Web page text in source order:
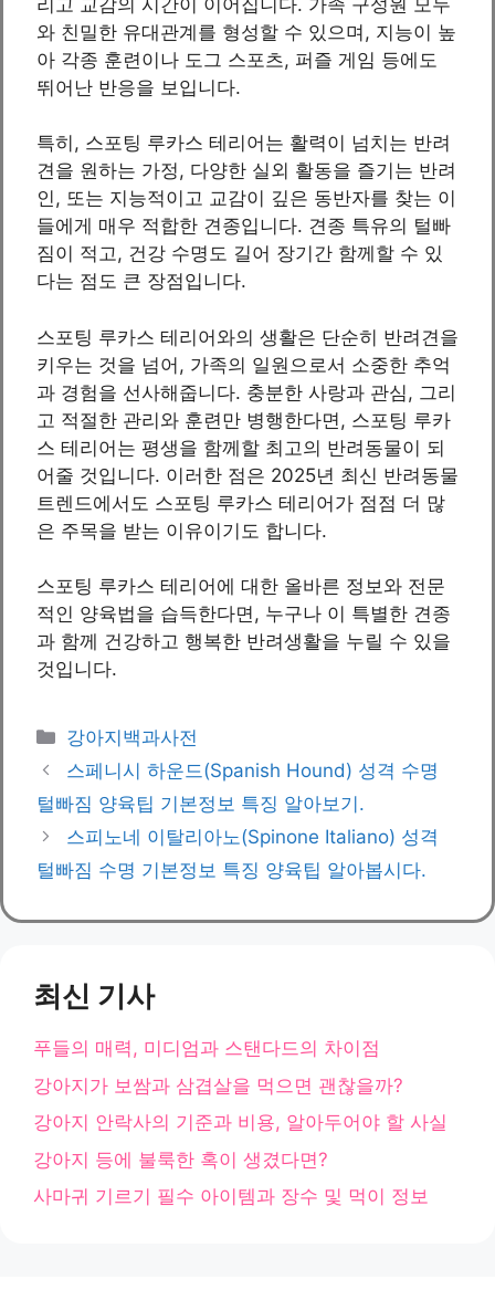
와 친밀한 유대관계를 형성할 수 있으며, 지능이 높
아 각종 훈련이나 도그 스포츠, 퍼즐 게임 등에도
뛰어난 반응을 보입니다.
특히, 스포팅 루카스 테리어는 활력이 넘치는 반려
견을 원하는 가정, 다양한 실외 활동을 즐기는 반려
인, 또는 지능적이고 교감이 깊은 동반자를 찾는 이
들에게 매우 적합한 견종입니다. 견종 특유의 털빠
짐이 적고, 건강 수명도 길어 장기간 함께할 수 있
다는 점도 큰 장점입니다.
스포팅 루카스 테리어와의 생활은 단순히 반려견을
키우는 것을 넘어, 가족의 일원으로서 소중한 추억
과 경험을 선사해줍니다. 충분한 사랑과 관심, 그리
고 적절한 관리와 훈련만 병행한다면, 스포팅 루카
스 테리어는 평생을 함께할 최고의 반려동물이 되
어줄 것입니다. 이러한 점은 2025년 최신 반려동물
트렌드에서도 스포팅 루카스 테리어가 점점 더 많
은 주목을 받는 이유이기도 합니다.
스포팅 루카스 테리어에 대한 올바른 정보와 전문
적인 양육법을 습득한다면, 누구나 이 특별한 견종
과 함께 건강하고 행복한 반려생활을 누릴 수 있을
것입니다.
카
테
리
강아지백과사전
스페니시 하운드(Spanish Hound) 성격 수명
털빠짐 양육팁 기본정보 특징 알아보기.
스피노네 이탈리아노(Spinone Italiano) 성격
털빠짐 수명 기본정보 특징 양육팁 알아봅시다.
최신 기사
푸들의 매력, 미디엄과 스탠다드의 차이점
강아지가 보쌈과 삼겹살을 먹으면 괜찮을까?
강아지 안락사의 기준과 비용, 알아두어야 할 사실
강아지 등에 불룩한 혹이 생겼다면?
사마귀 기르기 필수 아이템과 장수 및 먹이 정보